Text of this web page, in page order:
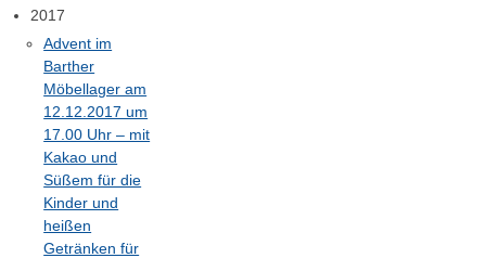
2017
Advent im
Barther
Möbellager am
12.12.2017 um
17.00 Uhr – mit
Kakao und
Süßem für die
Kinder und
heißen
Getränken für